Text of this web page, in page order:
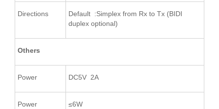
Directions
Default :Simplex from Rx to Tx (BIDI
duplex optional)
Others
Power DC5V 2A
Power
≤6W